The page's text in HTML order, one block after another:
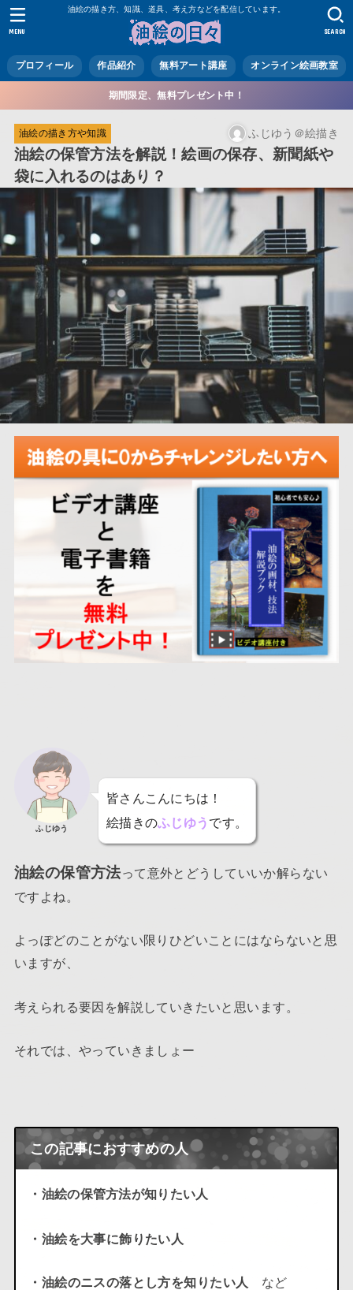
油絵の描き方、知識、道具、考え方などを配信しています。
プロフィール 作品紹介 無料アート講座 オンライン絵画教室
SEARCH
MENU
期間限定、無料プレゼント中！
油絵の描き方や知識 ふじゆう＠絵描き
油絵の保管方法を解説！絵画の保存、新聞紙や
袋に入れるのはあり？
ふじゆう
皆さんこんにちは！
絵描きのふじゆう です。
油絵の保管方法って意外とどうしていいか解らない
ですよね。
よっぽどのことがない限りひどいことにはならないと思
いますが、
考えられる要因を解説していきたいと思います。
それでは、やっていきましょー
この記事におすすめの人
・油絵の保管方法が知りたい人
・油絵を大事に飾りたい人
・油絵のニスの落とし方を知りたい人 など